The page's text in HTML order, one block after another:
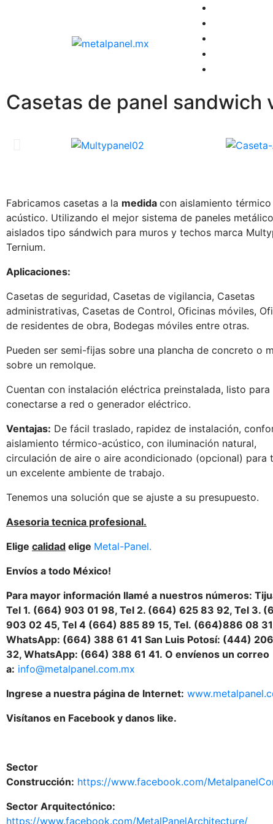
Casetas de panel sandwich
Fabricamos casetas a la medida con aislamiento
acústico. Utilizando el mejor sistema de paneles
aislados tipo sándwich para muros y techos marca
Ternium.
Aplicaciones:
Casetas de seguridad, Casetas de vigilancia, Casetas
administrativas, Casetas de Control, Oficinas móviles,
de residentes de obra, Bodegas móviles entre otras.
Pueden ser semi-fijas sobre una plancha de concreto o
sobre un remolque.
Cuentan con instalación eléctrica preinstalada, listo para
conectarse a red o generador eléctrico.
Ventajas: De fácil traslado, rapidez de instalación,
aislamiento térmico-acústico, con iluminación natural,
circulación de aire o aire acondicionado (opcional) para
un excelente ambiente de trabajo.
Tenemos una solución que se ajuste a su presupuesto.
Asesoria tecnica profesional.
Elige calidad elige Metal-Panel.
Envíos a todo México!
Para mayor información llamé a nuestros números:
Tel 1. (664) 903 01 98, Tel 2. (664) 625 83 92, Tel 3.
903 02 45, Tel 4 (664) 885 89 15, Tel. (664)886 08
WhatsApp: (664) 388 61 41 San Luis Potosí: (444)
32, WhatsApp: (664) 388 61 41. O envíenos un correo
a: info@metalpanel.com.mx
Ingrese a nuestra página de Internet:
Visítanos en Facebook y danos like.
Sector
Construcción: https://www.facebook.com/
Sector Arquitectónico:
https://www.facebook.com/MetalPanelArchitecture/